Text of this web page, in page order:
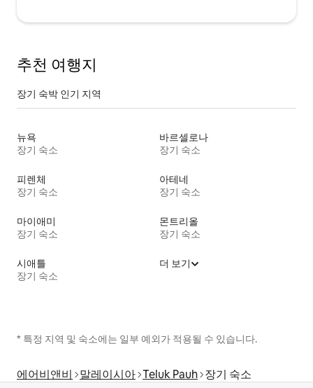
추천 여행지
장기 숙박 인기 지역
뉴욕
장기 숙소
바르셀로나
장기 숙소
피렌체
장기 숙소
아테네
장기 숙소
마이애미
장기 숙소
몬트리올
장기 숙소
시애틀
장기 숙소
더 보기
* 특정 지역 및 숙소에는 일부 예외가 적용될 수 있습니다.
에어비앤비 말레이시아 Teluk Pauh 장기 숙소